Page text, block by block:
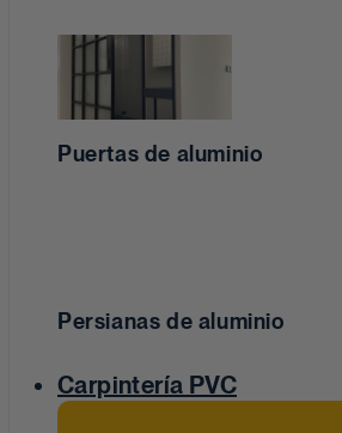
Puertas de aluminio
Persianas de aluminio
Carpintería PVC